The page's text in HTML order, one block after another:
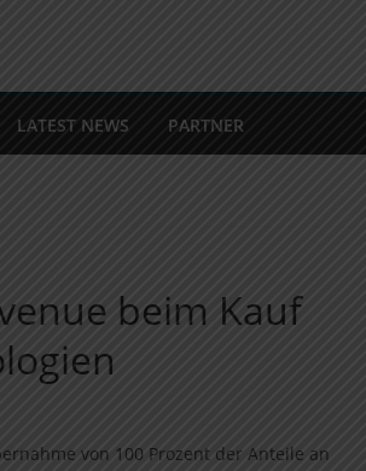
LATEST NEWS PARTNER
beim Kauf
von 100 Prozent der Anteile an